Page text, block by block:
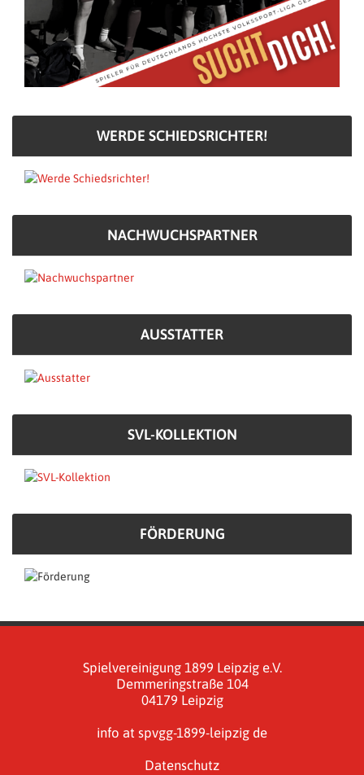
WERDE SCHIEDSRICHTER!
NACHWUCHSPARTNER
AUSSTATTER
SVL-KOLLEKTION
FÖRDERUNG
Spielvereinigung 1899 Leipzig e.V.
Demmeringstraße 104
04179 Leipzig
info at spvgg-1899-leipzig de
Datenschutz